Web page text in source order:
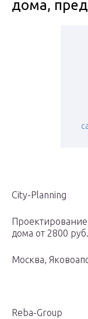
дома,
City-Planning
Проектирование
дома от 2800 руб.
Москва,
Reba-Group